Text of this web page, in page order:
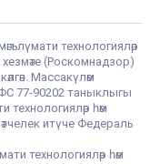
технологияләр
хезмәте (Роскомнадзор)
Массакүләм
77-90202 таныклыгы
технологияләр һәм
итүче Федераль
технологияләр һәм